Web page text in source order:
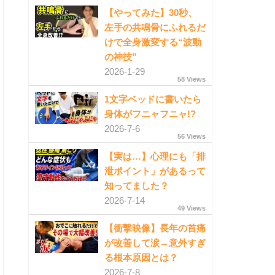
【やってみた】30秒、
左手の共鳴骨にふれるだ
けで全身激変する“波動
の神技”
2026-1-29
58 Views
1文字ベッドに書いたら
身体がフニャフニャ!?
2026-7-6
56 Views
【実は…】心理にも「排
泄ポイント」があるって
知ってました？
2026-7-14
49 Views
【衝撃映像】長年の首痛
が改善して涙→意外すぎ
る根本原因とは？
2026-7-8